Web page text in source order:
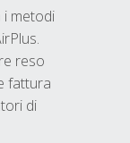
i metodi
reso
fattura
di